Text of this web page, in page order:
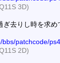
3D)
ぎ去りし時を求
patchcode/
2D)